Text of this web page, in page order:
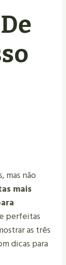
mas não
mais
perfeitas
as três
dicas para